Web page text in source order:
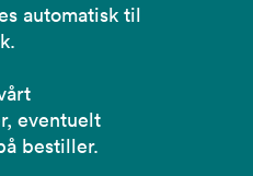
automatisk til
eventuelt
bestiller.